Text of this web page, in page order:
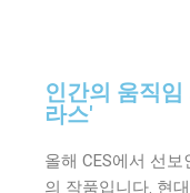
인간의 움직
라스'
올해 CES에서 선
의 작품입니다. 현